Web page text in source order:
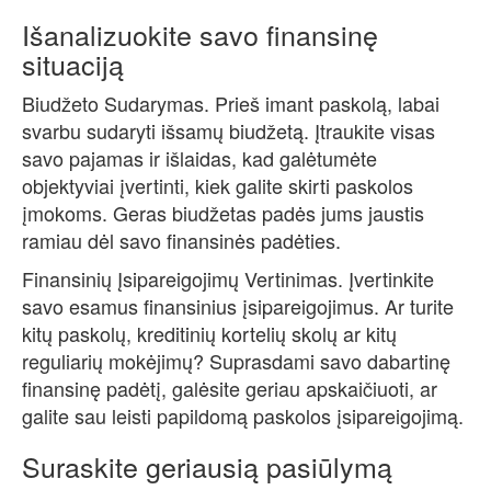
Išanalizuokite savo finansinę
situaciją
Biudžeto Sudarymas. Prieš imant paskolą, labai
svarbu sudaryti išsamų biudžetą. Įtraukite visas
savo pajamas ir išlaidas, kad galėtumėte
objektyviai įvertinti, kiek galite skirti paskolos
įmokoms. Geras biudžetas padės jums jaustis
ramiau dėl savo finansinės padėties.
Finansinių Įsipareigojimų Vertinimas. Įvertinkite
savo esamus finansinius įsipareigojimus. Ar turite
kitų paskolų, kreditinių kortelių skolų ar kitų
reguliarių mokėjimų? Suprasdami savo dabartinę
finansinę padėtį, galėsite geriau apskaičiuoti, ar
galite sau leisti papildomą paskolos įsipareigojimą.
Suraskite geriausią pasiūlymą